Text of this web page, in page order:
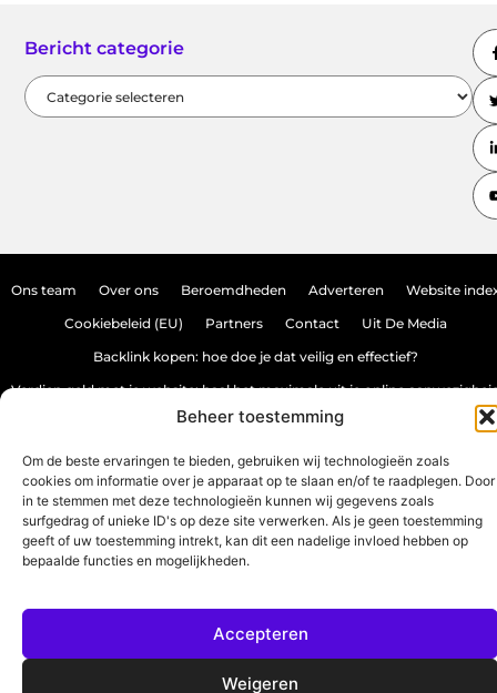
Beheer toestemming
Om de beste ervaringen te bieden, gebruiken wij technologieën zoals
cookies om informatie over je apparaat op te slaan en/of te raadplegen. Door
in te stemmen met deze technologieën kunnen wij gegevens zoals
surfgedrag of unieke ID's op deze site verwerken. Als je geen toestemming
geeft of uw toestemming intrekt, kan dit een nadelige invloed hebben op
bepaalde functies en mogelijkheden.
Accepteren
Weigeren
Bericht categorie
Ons team Over ons Beroemdheden Adverteren Website
Cookiebeleid (EU) Partners Contact Uit De Media
Backlink kopen: hoe doe je dat veilig en effectief?
Verdien geld met je website: haal het maximale uit je online
All Rights Reserved © 2025
www.source-promo.nl.